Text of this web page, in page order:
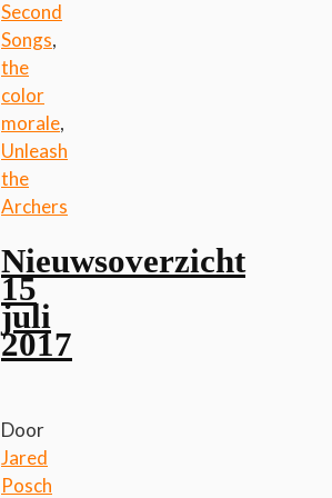
Second
Songs,
the
color
morale,
Unleash
the
Archers
Nieuwsoverzicht
15
juli
2017
Door
Jared
Posch